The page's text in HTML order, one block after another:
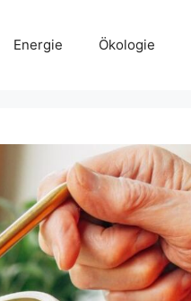
Energie Ökologie